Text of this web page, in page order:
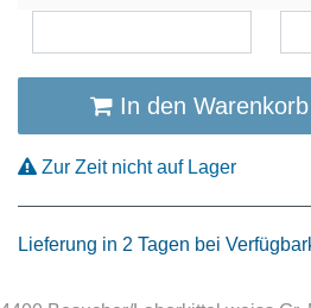
In den
Zur Zeit nicht auf Lager
Lieferung in 2 Tagen bei